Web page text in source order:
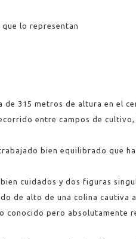
lo representan
de 315 metros de altura en el
entre campos de cultivo,
bien equilibrado que
cuidados y dos figuras
de alto de una colina cautiva
conocido pero absolutamente